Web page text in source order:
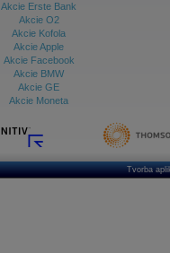
Akcie Erste Bank
Akcie O2
Akcie Kofola
Akcie Apple
Akcie Facebook
Akcie BMW
Akcie GE
Akcie Moneta
Tvorba